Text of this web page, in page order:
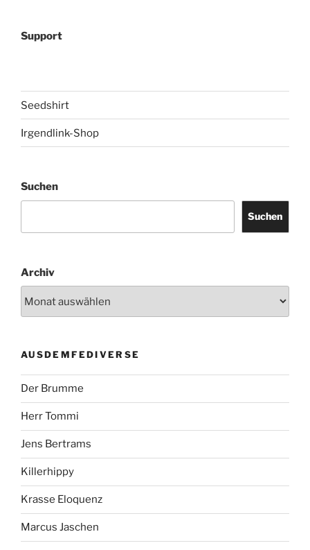
Support
Seedshirt
Irgendlink-Shop
Suchen
Suchen
Archiv
AUSDEMFEDIVERSE
Der Brumme
Herr Tommi
Jens Bertrams
Killerhippy
Krasse Eloquenz
Marcus Jaschen